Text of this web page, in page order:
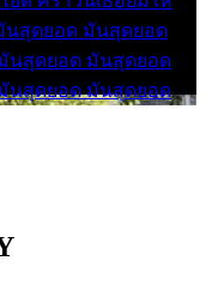
นสุดยอด มันสุดยอด
นสุดยอด มันสุดยอด
นสุดยอด มันสุดยอด